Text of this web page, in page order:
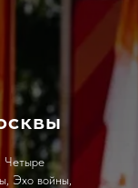
Четыре
Эхо войны,